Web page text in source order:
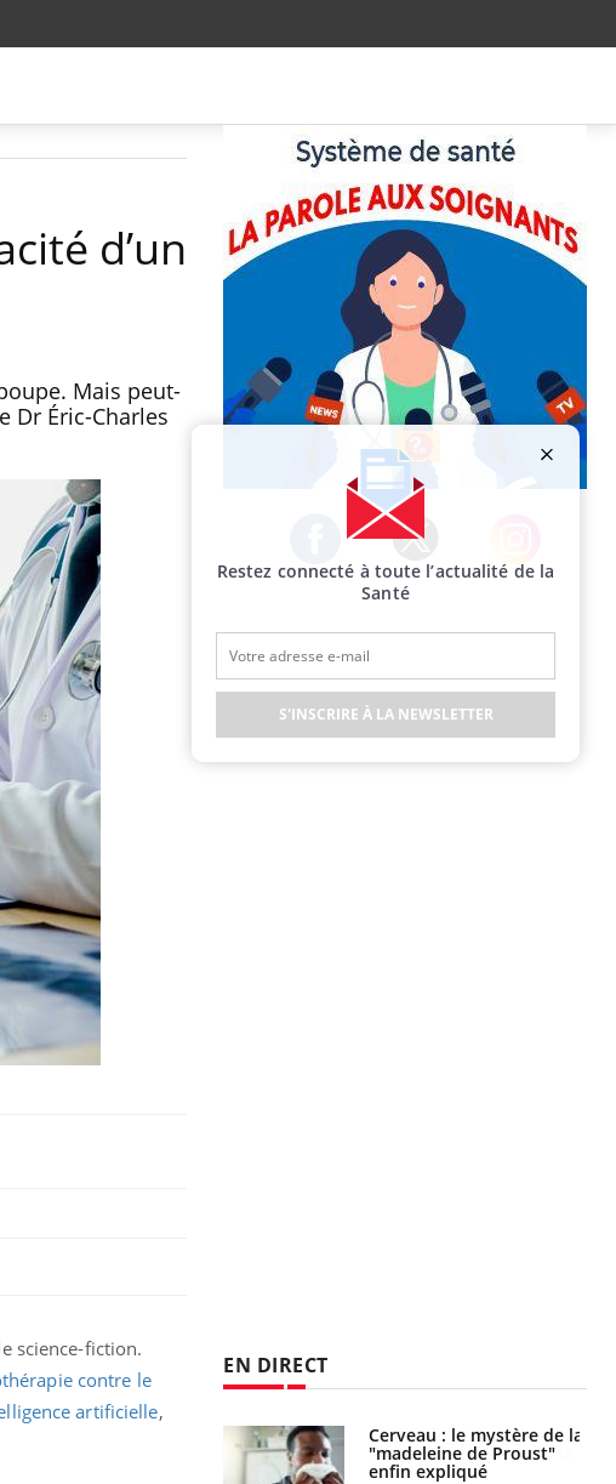
d’un
Mais peut-
Dr Éric-Charles
science-fiction.
contre le
artificielle,
Facebook Twitter Instagram
EN DIRECT
Le décalage des horaires
d'été : quel impact sur le
sommeil ?
Restez connecté à toute l’actualité de la
Santé
S'INSCRIRE À LA NEWSLETTER